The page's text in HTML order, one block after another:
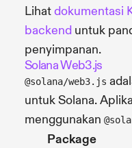
Lihatdokumentasi
backend untuk
penyimpanan.
Solana Web3.js
@solana/web3.js
untuk Solana.
menggunakan
Package